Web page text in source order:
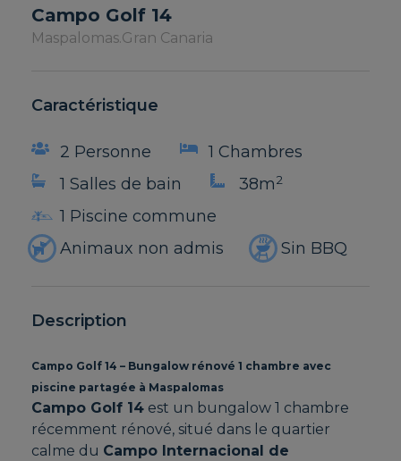
Campo Golf 14
Maspalomas.Gran Canaria
Caractéristique
2 Personne
1 Chambres
1 Salles de bain
38m2
1 Piscine commune
Animaux non admis
Sin BBQ
Description
Campo Golf 14 – Bungalow rénové 1 chambre avec
piscine partagée à Maspalomas
Campo Golf 14 est un bungalow 1 chambre
récemment rénové, situé dans le quartier
calme du Campo Internacional de